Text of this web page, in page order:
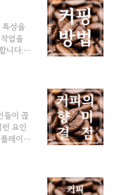
특성을
업을
니다.
커피
기법
이 이
도는
미
있는
터 차
들이 끊
요인
레이버
종류와